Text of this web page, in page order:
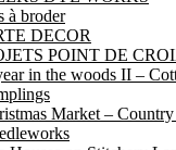
à broder
DECOR
POINT DE
in the woods II –
Market –